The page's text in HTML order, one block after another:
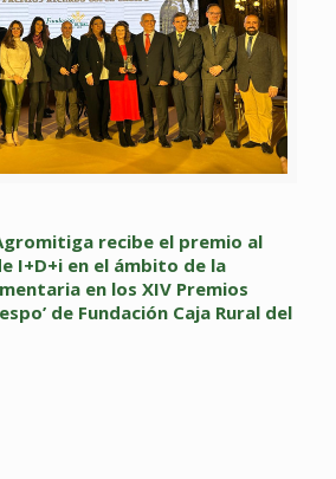
recibe el premio al
I+D+i en el ámbito de la
en los XIV Premios
de Fundación Caja Rural del